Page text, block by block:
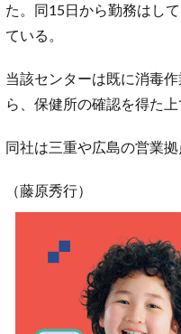
た。同15日から勤務はし
ている。
当該センターは既に消毒
ら、保健所の確認を得た
同社は三重や広島の営業
（藤原秀行）